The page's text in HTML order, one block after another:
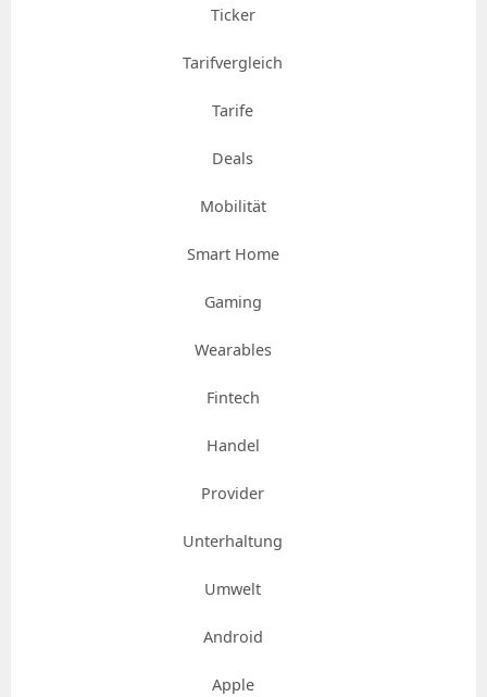
Ticker
Tarifvergleich
Tarife
Deals
Mobilität
Smart Home
Gaming
Wearables
Fintech
Handel
Provider
Unterhaltung
Umwelt
Android
Apple